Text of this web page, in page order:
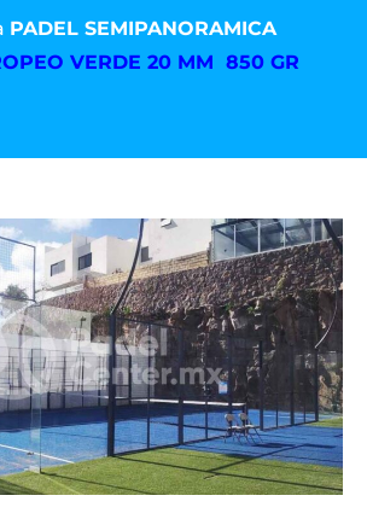
PADEL SEMIPANORAMICA
VERDE 20 MM 850 GR